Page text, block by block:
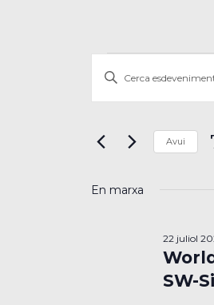
del
31
juliol
2025
Navegació
visual
cerca
Introduïu
clau.
Cerqueu
per
Avui
En marxa
SW-
22 juliol